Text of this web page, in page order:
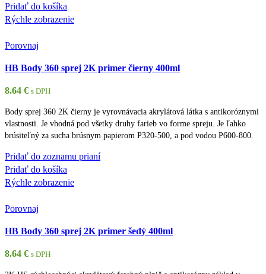
Pridať do košíka
Rýchle zobrazenie
Porovnaj
HB Body 360 sprej 2K primer čierny 400ml
8.64 € s DPH
Body sprej 360 2K čierny je vyrovnávacia akrylátová látka s antikoróznymi
vlastnosti. Je vhodná pod všetky druhy farieb vo forme spreju. Je ľahko
brúsiteľný za sucha brúsnym papierom P320-500, a pod vodou P600-800.
Pridať do zoznamu prianí
Pridať do košíka
Rýchle zobrazenie
Porovnaj
HB Body 360 sprej 2K primer šedý 400ml
8.64 € s DPH